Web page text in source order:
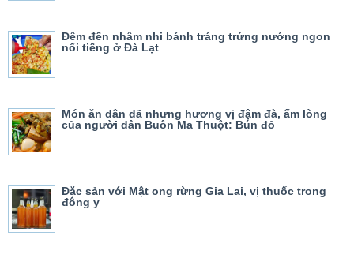
Đêm đến nhâm nhi bánh tráng trứng nướng ngon
nổi tiếng ở Đà Lạt
Món ăn dân dã nhưng hương vị đậm đà, ấm lòng
của người dân Buôn Ma Thuột: Bún đỏ
Đặc sản với Mật ong rừng Gia Lai, vị thuốc trong
đông y